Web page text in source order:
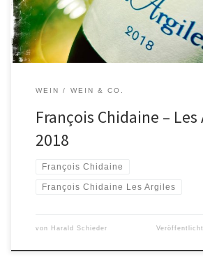
von Fruchtreife […]
WEIN WEIN & CO.
François Chidaine – Les
2018
François Chidaine
François Chidaine Les Argiles
von Harald Schieder